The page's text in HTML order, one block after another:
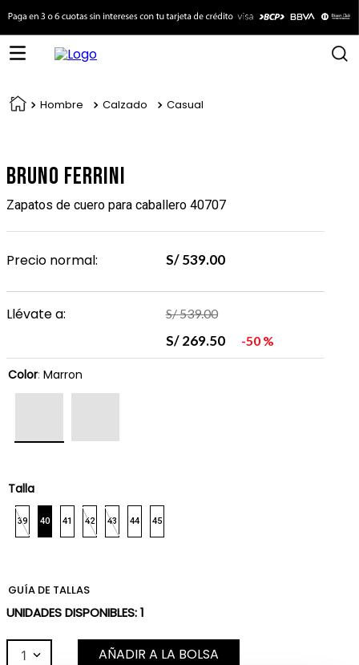
Hombre Calzado Casual
Bruno Ferrini
Zapatos de cuero para caballero 40707
Precio normal: S/ 539.00
Llévate a: S/539.00
S/ 269.50 50 %
Color: Marron
Talla
39 40 41 42 43 44 45
GUÍA DE TALLAS
UNIDADES DISPONIBLES:1
1 AÑADIR A LA BOLSA